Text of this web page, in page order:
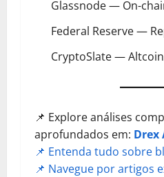
Glassnode — On-
Federal Reserve —
CryptoSlate —
📌 Explore análises
aprofundados em: Drex
📌 Entenda tudo sobre
📌 Navegue por artigos